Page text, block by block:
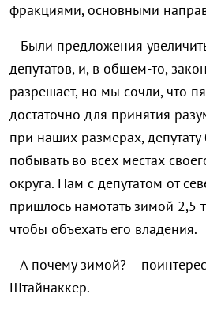
фракциями, основными
– Были предложения
депутатов, и, в общем-то,
разрешает, но мы сочли, что
достаточно для принятия
при наших размерах,
побывать во всех местах
округа. Нам с депутатом от
пришлось намотать зимой 2,5
чтобы объехать его владения.
– А почему зимой? –
Штайнаккер.